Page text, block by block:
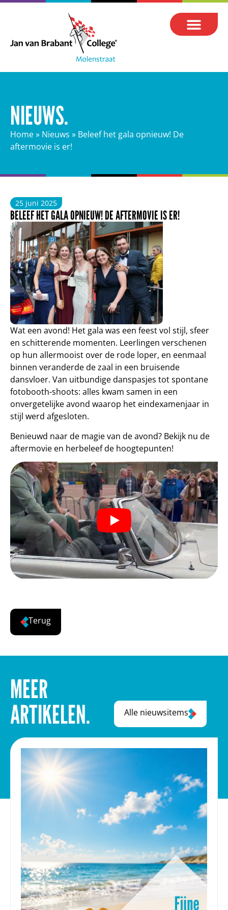
NIEUWS.
Home» Nieuws » Beleef het gala opnieuw! De
aftermovie is er!
25 juni 2025
BELEEF HET GALA OPNIEUW! DE AFTERMOVIE IS ER!
Wat een avond! Het gala was een feest vol stijl, sfeer
en schitterende momenten. Leerlingen verschenen
op hun allermooist over de rode loper, en eenmaal
binnen veranderde de zaal in een bruisende
dansvloer. Van uitbundige danspasjes tot spontane
fotobooth-shoots: alles kwam samen in een
onvergetelijke avond waarop het eindexamenjaar in
stijl werd afgesloten.
Benieuwd naar de magie van de avond? Bekijk nu de
aftermovie en herbeleef de hoogtepunten!
Terug
MEER
ARTIKELEN.
Alle nieuwsitems